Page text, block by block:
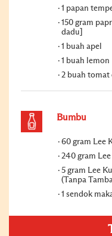
1 papan
150 gram
dadu]
1 buah apel
1 buah lemon
2 buah tomat
Bumbu
60 gram Lee
240 gram
5 gram Lee
(Tanpa
1 sendok